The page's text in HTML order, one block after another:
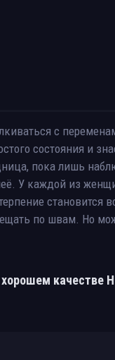
с
состояния и
пока лишь
У каждой из
становится
по швам. Но
качестве